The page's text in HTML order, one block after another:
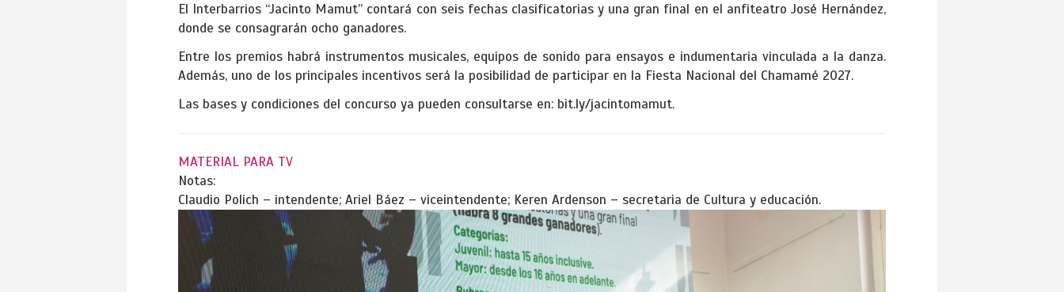
El Interbarrios “Jacinto Mamut” contará con seis fechas clasificatorias y una gran final en el anfiteatro José Hernández,
donde se consagrarán ocho ganadores.
Entre los premios habrá instrumentos musicales, equipos de sonido para ensayos e indumentaria vinculada a la danza.
Además, uno de los principales incentivos será la posibilidad de participar en la Fiesta Nacional del Chamamé 2027.
Las bases y condiciones del concurso ya pueden consultarse en: bit.ly/jacintomamut.
MATERIAL PARA TV
Notas:
Claudio Polich – intendente; Ariel Báez – viceintendente; Keren Ardenson – secretaria de Cultura y educación.